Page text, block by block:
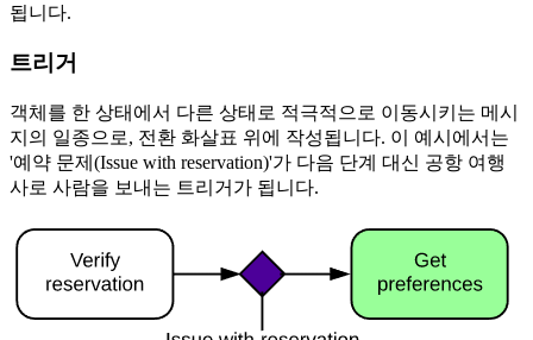
됩니다.
트리거
객체를 한 상태에서 다른 상태로 적극적으로 이동시키는 메시
지의 일종으로, 전환 화살표 위에 작성됩니다. 이 예시에서는
'예약 문제(Issue with reservation)'가 다음 단계 대신 공항 여행
사로 사람을 보내는 트리거가 됩니다.